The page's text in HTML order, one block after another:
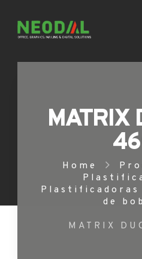
MATRIX
Home
Plastificadoras
de
MATRIX